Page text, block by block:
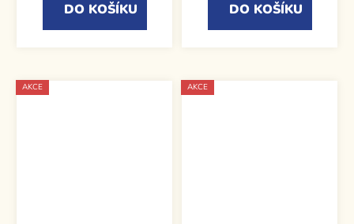
DO KOŠÍKU DO KOŠÍKU
AKCE AKCE